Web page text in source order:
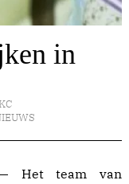
in
— Het team van